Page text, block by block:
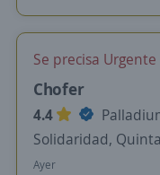
Se precisa Urgente
Chofer
4.4
Solidaridad,
Ayer